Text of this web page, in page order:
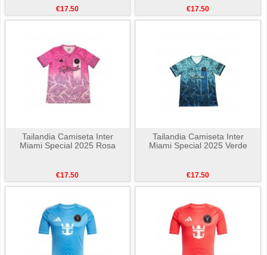
€17.50 €17.50
Tailandia Camiseta Inter
Miami Special 2025 Rosa
€17.50
Tailandia Camiseta Inter
Miami Special 2025 Verde
€17.50